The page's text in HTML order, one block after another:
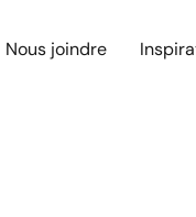
Nous joindre